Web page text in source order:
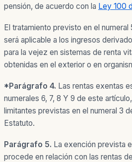
pensión, de acuerdo con la Ley 100
El tratamiento previsto en el
será aplicable a los ingresos
para la vejez en sistemas de renta
obtenidas en el exterior o en
*Parágrafo 4. Las rentas exentas
numerales 6, 7, 8 Y 9 de este
limitantes previstas en el numeral 3
Estatuto.
Parágrafo 5. La exención prevista
procede en relación con las rentas